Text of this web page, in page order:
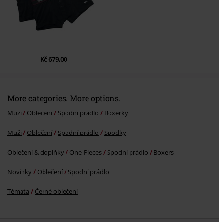
Odeslat komentář
Kč 679,00
More categories. More options.
Muži Oblečení Spodní prádlo Boxerky
Muži Oblečení Spodní prádlo Spodky
Oblečení & doplňky One-Pieces Spodní prádlo Boxers
Novinky Oblečení Spodní prádlo
Témata Černé oblečení